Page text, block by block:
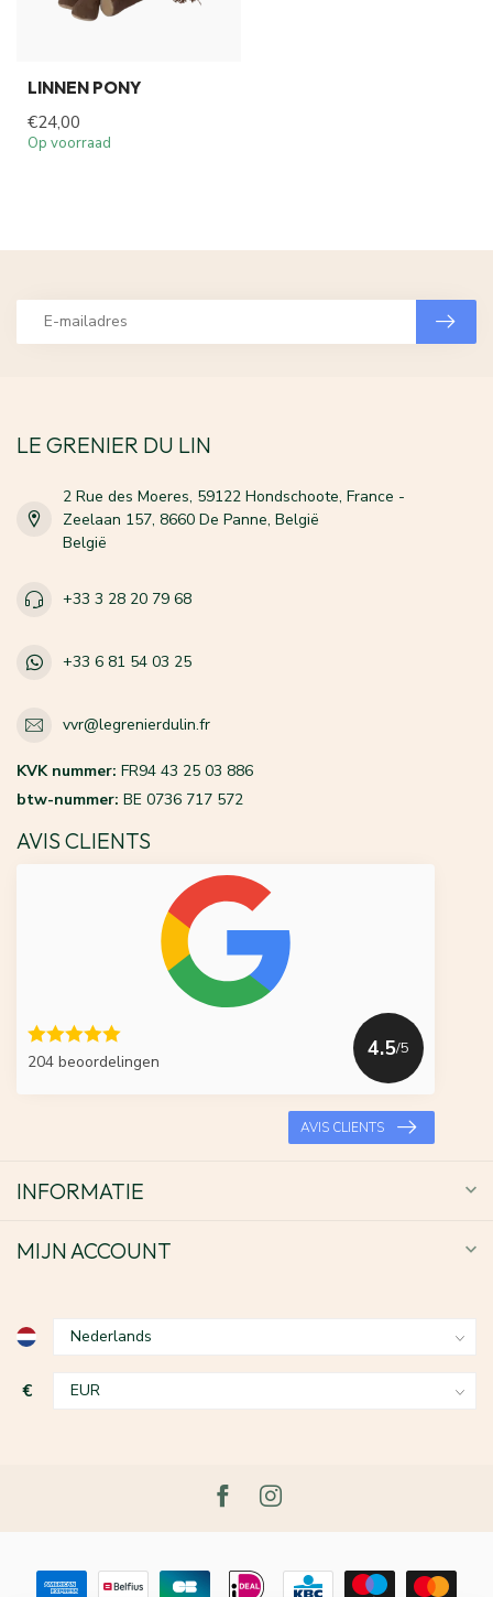
LINNEN PONY
€24,00
Op voorraad
LE GRENIER DU LIN
2 Rue des Moeres, 59122 Hondschoote, France -
Zeelaan 157, 8660 De Panne, België
België
+33 3 28 20 79 68
+33 6 81 54 03 25
vvr@legrenierdulin.fr
KVK nummer: FR94 43 25 03 886
btw-nummer: BE 0736 717 572
AVIS CLIENTS
204 beoordelingen
4.5/5
AVIS CLIENTS
INFORMATIE
MIJN ACCOUNT
€